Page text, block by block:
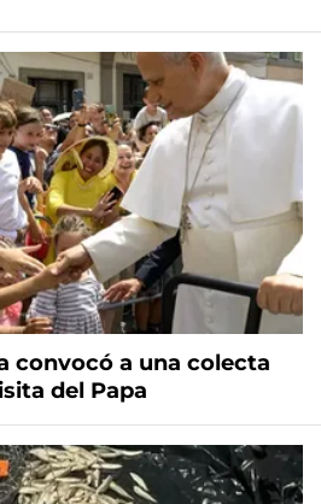
convocó a una colecta
del Papa